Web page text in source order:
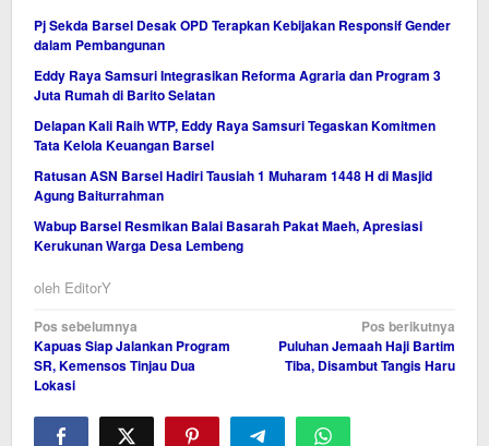
Pj Sekda Barsel Desak OPD Terapkan Kebijakan Responsif Gender
dalam Pembangunan
Eddy Raya Samsuri Integrasikan Reforma Agraria dan Program 3
Juta Rumah di Barito Selatan
Delapan Kali Raih WTP, Eddy Raya Samsuri Tegaskan Komitmen
Tata Kelola Keuangan Barsel
Ratusan ASN Barsel Hadiri Tausiah 1 Muharam 1448 H di Masjid
Agung Baiturrahman
Wabup Barsel Resmikan Balai Basarah Pakat Maeh, Apresiasi
Kerukunan Warga Desa Lembeng
oleh EditorY
Navigasi
pos
Pos sebelumnya
Kapuas Siap Jalankan Program
SR, Kemensos Tinjau Dua
Lokasi
Pos berikutnya
Puluhan Jemaah Haji Bartim
Tiba, Disambut Tangis Haru